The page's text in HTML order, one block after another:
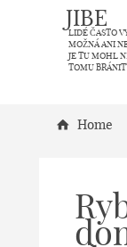
JIBE
LIDÉ ČASTO
MOŽNÁ ANI
JE TU MOHL
TOMU
Home